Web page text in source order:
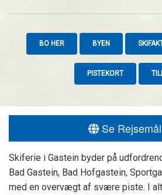
BO HER BYEN
PISTEKORT
Se Rejsemål
Skiferie i Gastein byder på
Bad Gastein, Bad Hofgastein,
med en overvægt af svære piste. I